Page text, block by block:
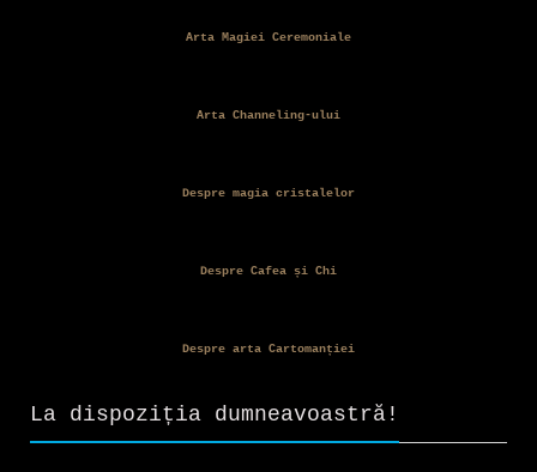
Arta Magiei Ceremoniale
Arta Channeling-ului
Despre magia cristalelor
Despre Cafea și Chi
Despre arta Cartomanției
La dispoziția dumneavoastră!